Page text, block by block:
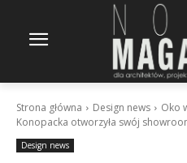
Strona główna Design news
Oko
Konopacka otworzyła swój
Design news